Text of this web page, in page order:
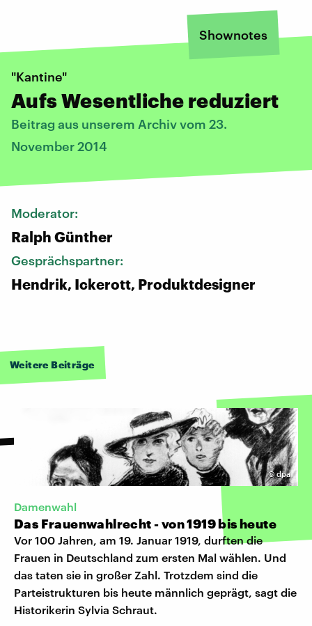
Shownotes
"Kantine"
Aufs Wesentliche reduziert
Beitrag aus unserem Archiv vom 23.
November 2014
Moderator:
Ralph Günther
Gesprächspartner:
Hendrik, Ickerott, Produktdesigner
Weitere Beiträge
©dpa
Damenwahl
Das Frauenwahlrecht - von 1919 bis heute
Vor 100 Jahren, am 19. Januar 1919, durften die
Frauen in Deutschland zum ersten Mal wählen. Und
das taten sie in großer Zahl. Trotzdem sind die
Parteistrukturen bis heute männlich geprägt, sagt die
Historikerin Sylvia Schraut.